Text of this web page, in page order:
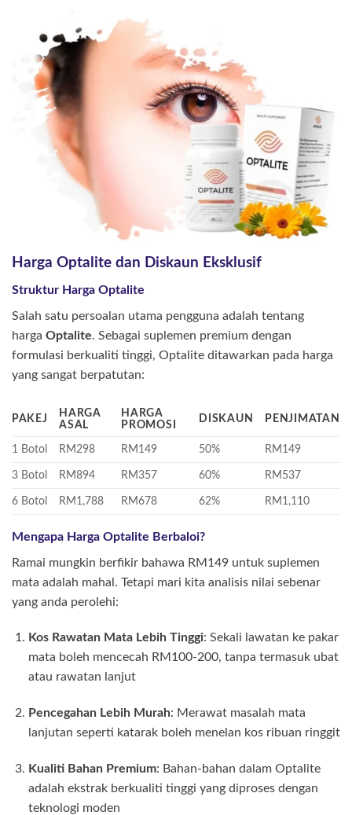
Harga Optalite dan Diskaun Eksklusif
Struktur Harga Optalite
Salah satu persoalan utama pengguna adalah tentang
harga Optalite. Sebagai suplemen premium dengan
formulasi berkualiti tinggi, Optalite ditawarkan pada harga
yang sangat berpatutan:
PAKEJ
HARGA
ASAL
HARGA
PROMOSI
DISKAUN PENJIMATAN
1 Botol RM298 RM149 50% RM149
3 Botol RM894 RM357 60% RM537
6 Botol RM1,788 RM678 62% RM1,110
Mengapa Harga Optalite Berbaloi?
Ramai mungkin berfikir bahawa RM149 untuk suplemen
mata adalah mahal. Tetapi mari kita analisis nilai sebenar
yang anda perolehi:
Kos Rawatan Mata Lebih Tinggi: Sekali lawatan ke pakar
mata boleh mencecah RM100-200, tanpa termasuk ubat
atau rawatan lanjut
Pencegahan Lebih Murah: Merawat masalah mata
lanjutan seperti katarak boleh menelan kos ribuan ringgit
Kualiti Bahan Premium: Bahan-bahan dalam Optalite
adalah ekstrak berkualiti tinggi yang diproses dengan
teknologi moden